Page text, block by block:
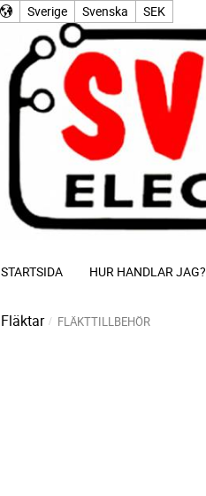
Sverige Svenska SEK
STARTSIDA HUR HANDLAR JAG?
Fläktar FLÄKTTILLBEHÖR